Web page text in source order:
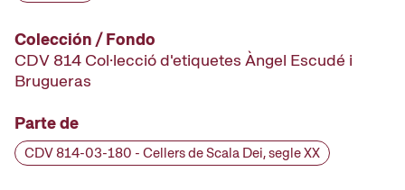
Colección / Fondo
CDV 814 Col·lecció d'etiquetes Àngel Escudé i
Brugueras
Parte de
CDV 814-03-180 - Cellers de Scala Dei, segle XX